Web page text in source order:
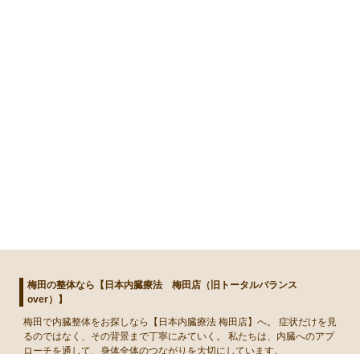
梅田の整体なら【日本内臓療法 梅田店（旧トータルバランス
over）】
梅田で内臓整体をお探しなら【日本内臓療法 梅田店】へ。 症状だけを見
るのではなく、その背景まで丁寧にみていく。 私たちは、内臓へのアプ
ローチを通して、身体全体のつながりを大切にしています。